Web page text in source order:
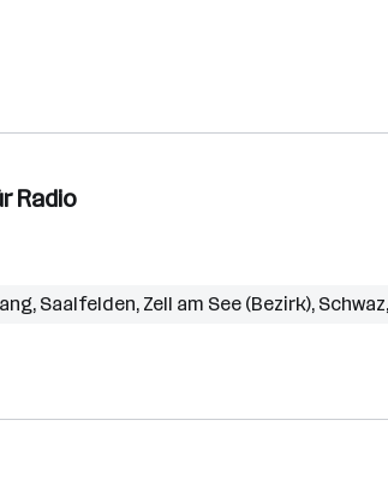
Radio
, Saalfelden, Zell am See (Bezirk), Schwaz,